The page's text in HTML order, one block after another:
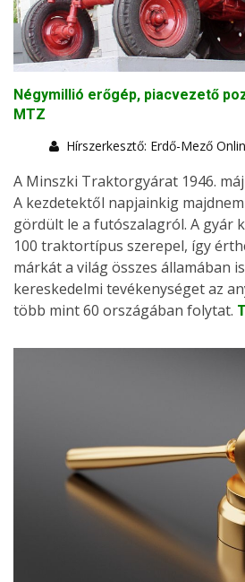
Négymillió erőgép, piacvezető
MTZ
Hírszerkesztő: Erdő-Mező
A Minszki Traktorgyárat 1946.
A kezdetektől napjainkig
gördült le a futószalagról. A gyár
100 traktortípus szerepel, így
márkát a világ összes államában
kereskedelmi tevékenységet az
több mint 60 országában folytat.